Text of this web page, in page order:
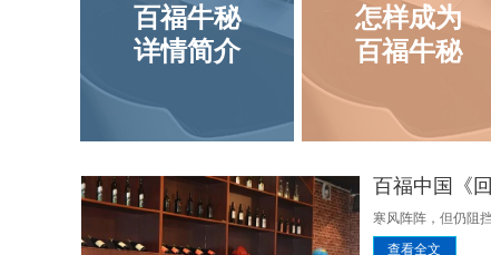
百福牛秘
详情简介
怎样成为
百福牛秘
百福中国《
寒风阵阵，但仍阻
查看全文